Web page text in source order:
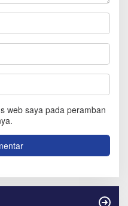
web saya pada peramban